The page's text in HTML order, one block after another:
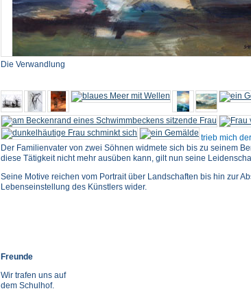
Die Verwandlung
trieb mich
Der Familienvater von zwei Söhnen widmete sich bis zu seinem
diese Tätigkeit nicht mehr ausüben kann, gilt nun seine
Seine Motive reichen vom Portrait über Landschaften bis hin zur
Lebenseinstellung des Künstlers wider.
Freunde
Wir trafen uns auf
dem Schulhof.